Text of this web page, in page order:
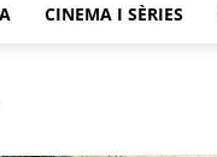
CINEMA I SÈRIES